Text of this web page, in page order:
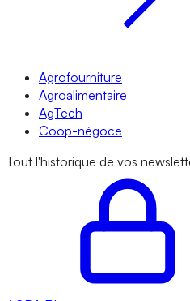
Agrofourniture
Agroalimentaire
AgTech
Coop-négoce
Tout l'historique de vos